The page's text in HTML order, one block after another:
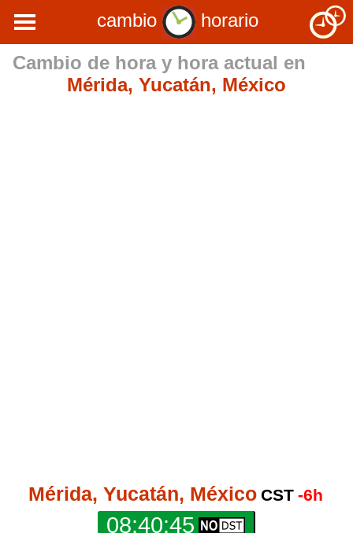
cambio
horario
Cambio de hora y hora actual en
Mérida, Yucatán, México
Mérida, Yucatán, México CST -6h
08:40:45